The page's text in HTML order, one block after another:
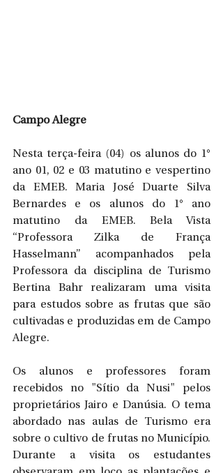
Campo Alegre
Nesta terça-feira (04) os alunos do 1°
ano 01, 02 e 03 matutino e vespertino
da EMEB. Maria José Duarte Silva
Bernardes e os alunos do 1° ano
matutino da EMEB. Bela Vista
“Professora Zilka de França
Hasselmann” acompanhados pela
Professora da disciplina de Turismo
Bertina Bahr realizaram uma visita
para estudos sobre as frutas que são
cultivadas e produzidas em de Campo
Alegre.
Os alunos e professores foram
recebidos no "Sítio da Nusi" pelos
proprietários Jairo e Danúsia. O tema
abordado nas aulas de Turismo era
sobre o cultivo de frutas no Município.
Durante a visita os estudantes